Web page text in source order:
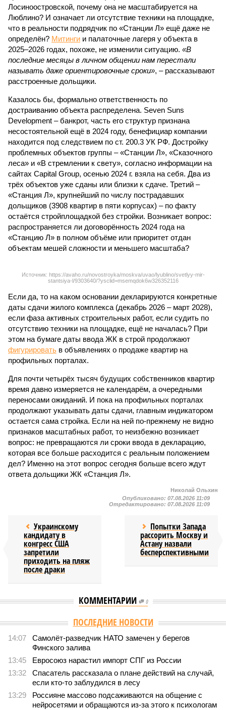
Лосиноостровской, почему она не масштабируется на
Люблино? И означает ли отсутствие техники на площадке,
что в реальности подрядчик по «Станции Л» ещё даже не
определён? Митинги и палаточные лагеря у объекта в
2025–2026 годах, похоже, не изменили ситуацию. «В
последние месяцы в личном общении нам перестали
называть даже ориентировочные сроки», – рассказывают
расстроенные дольщики.
Казалось бы, формально ответственность по
достраиванию объекта распределена. Seven Suns
Development – банкрот, часть его структур признана
несостоятельной ещё в 2024 году, бенефициар компании
находится под следствием по ст. 200.3 УК РФ. Достройку
проблемных объектов группы – «Станции Л», «Сказочного
леса» и «В стремлении к свету», согласно информации на
сайтах Capital Group, осенью 2024 г. взяла на себя. Два из
трёх объектов уже сданы или близки к сдаче. Третий –
«Станция Л», крупнейший по числу пострадавших
дольщиков (3908 квартир в пяти корпусах) – по факту
остаётся стройплощадкой без стройки. Возникает вопрос:
распространяется ли договорённость 2024 года на
«Станцию Л» в полном объёме или приоритет отдан
объектам мешей сложности и меньшего масштаба?
Источник: https://avaho.ru/novostroyka/moskva/uvao/lyublino/svetlyy-mir-
stantsiya-l/9303640/?ysclid=msemqdok6w326352116
Если да, то на каком основании декларируются конкретные
даты сдачи жилого комплекса (декабрь 2026 – март 2028),
если фаза активных строительных работ, если судить по
отсутствию техники на площадке, ещё не началась? При
этом на бумаге даты ввода ЖК в строй продолжают
фигурировать в объявлениях о продаже квартир на
профильных порталах.
Для почти четырёх тысяч будущих собственников квартир
время давно измеряется не календарём, а очередными
переносами ожиданий. И пока на профильных порталах
продолжают указывать даты сдачи, главным индикатором
остается сама стройка. Если на ней по-прежнему не видно
признаков масштабных работ, то неизбежно возникает
вопрос: не превращаются ли сроки ввода в декларацию,
которая все больше расходится с реальным положением
дел? Именно на этот вопрос сегодня больше всего ждут
ответа дольщики ЖК «Станция Л».
Николай Ольхин
Опубликовано: 07.08.2026 11:09
Отредактировано: 07.08.2026 11:09
Украинскому
кандидату в
конгресс США
запретили
приходить на пляж
после драки
Попытки Запада
рассорить Москву и
Астану назвали
бесперспективными
КОММЕНТАРИИ 0
ПОСЛЕДНИЕ НОВОСТИ
14:07
Самолёт-разведчик НАТО замечен у берегов
Финского залива
13:45
Евросоюз нарастил импорт СПГ из России
13:32
Спасатель рассказала о плане действий на случай,
если кто-то заблудился в лесу
13:29
Россияне массово подсаживаются на общение с
нейросетями и обращаются из-за этого к психологам